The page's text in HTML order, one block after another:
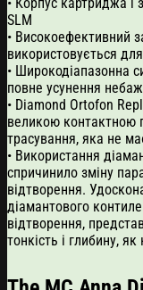
SLM
• Високоефективний
використовується
• Широкодіапазонна
повне усунення
• Diamond Ortofon
великою контактною
трасування, яка не
• Використання
спричинило зміну
відтворення.
діамантового
відтворення,
тонкість і глибину,